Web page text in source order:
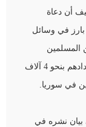
أن دعاة
في وسائل
المسلمين
الغربيين بالذهاب إلى سوريا والقتال فيها، تقدر أعدادهم بنحو 4 آلاف
بيان نشره في